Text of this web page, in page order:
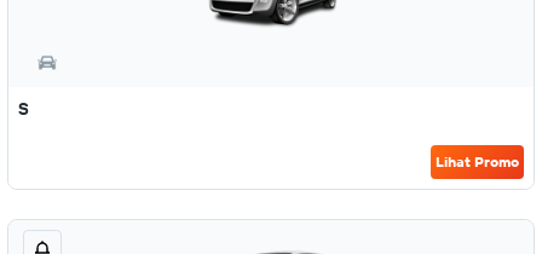
S
Lihat Promo